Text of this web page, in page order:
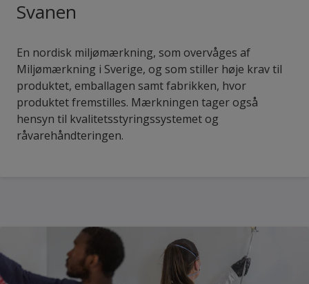
Svanen
En nordisk miljømærkning, som overvåges af
Miljømærkning i Sverige, og som stiller høje krav til
produktet, emballagen samt fabrikken, hvor
produktet fremstilles. Mærkningen tager også
hensyn til kvalitetsstyringssystemet og
råvarehåndteringen.